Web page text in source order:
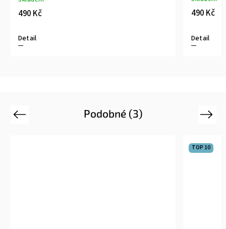
490 Kč
Detail
490 Kč
Detail
Podobné (3)
Previous
TOP 10
Next